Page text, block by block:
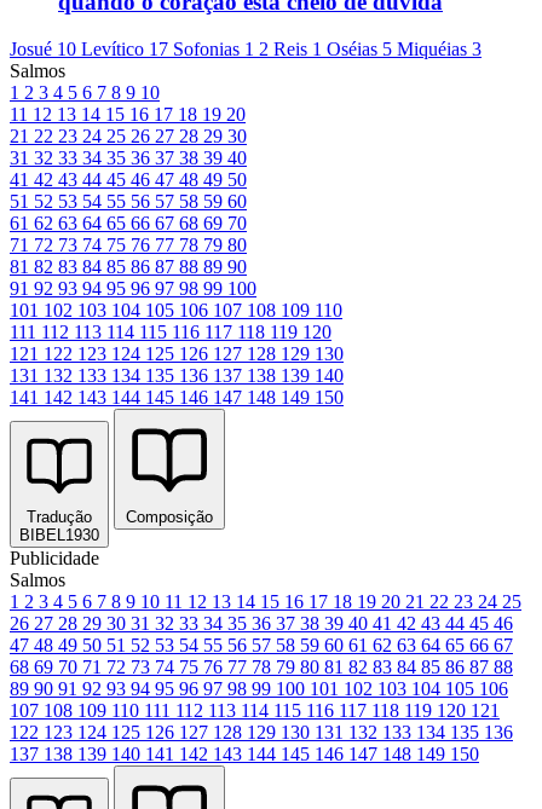
Josué 10 Levítico 17 Sofonias 1 2 Reis 1 Oséias 5 Miquéias 3
Salmos
1 2 3 4 5 6 7 8 9 10
11 12 13 14 15 16 17 18 19 20
21 22 23 24 25 26 27 28 29 30
31 32 33 34 35 36 37 38 39 40
41 42 43 44 45 46 47 48 49 50
51 52 53 54 55 56 57 58 59 60
61 62 63 64 65 66 67 68 69 70
71 72 73 74 75 76 77 78 79 80
81 82 83 84 85 86 87 88 89 90
91 92 93 94 95 96 97 98 99 100
101 102 103 104 105 106 107 108 109 110
111 112 113 114 115 116 117 118 119 120
121 122 123 124 125 126 127 128 129 130
131 132 133 134 135 136 137 138 139 140
141 142 143 144 145 146 147 148 149 150
Tradução
BIBEL1930
Composição
Publicidade
Salmos
1 2 3 4 5 6 7 8 9 10 11 12 13 14 15 16 17 18 19 20 21 22 23 24 25
26 27 28 29 30 31 32 33 34 35 36 37 38 39 40 41 42 43 44 45 46
47 48 49 50 51 52 53 54 55 56 57 58 59 60 61 62 63 64 65 66 67
68 69 70 71 72 73 74 75 76 77 78 79 80 81 82 83 84 85 86 87 88
89 90 91 92 93 94 95 96 97 98 99 100 101 102 103 104 105 106
107 108 109 110 111 112 113 114 115 116 117 118 119 120 121
122 123 124 125 126 127 128 129 130 131 132 133 134 135 136
137 138 139 140 141 142 143 144 145 146 147 148 149 150